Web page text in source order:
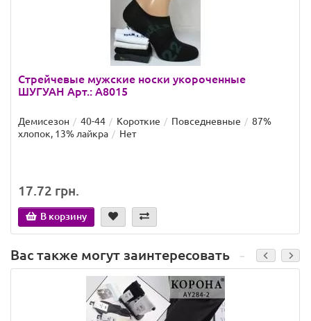
Стрейчевые мужские носки укороченные
ШУГУАН Арт.: A8015
Демисезон 40-44 Короткие Повседневные
87%
хлопок, 13% лайкра
Нет
17.72 грн.
В корзину
Вас также могут заинтересовать